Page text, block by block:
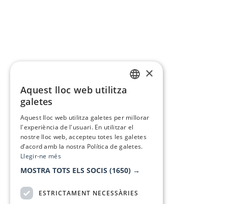
×
Aquest lloc web utilitza
galetes
Aquest lloc web utilitza galetes per millorar
l'experiència de l'usuari. En utilitzar el
nostre lloc web, accepteu totes les galetes
d’acord amb la nostra Política de galetes.
Llegir-ne més
MOSTRA TOTS ELS SOCIS (1650) →
ESTRICTAMENT NECESSÀRIES